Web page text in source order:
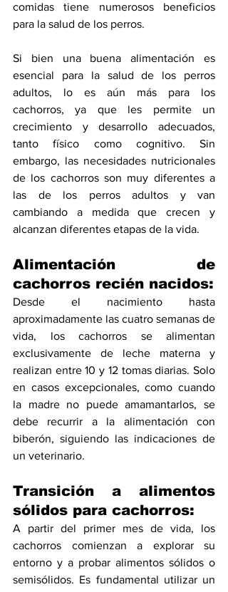
comidas tiene numerosos beneficios
para la salud de los perros.
Si bien una buena alimentación es
esencial para la salud de los perros
adultos, lo es aún más para los
cachorros, ya que les permite un
crecimiento y desarrollo adecuados,
tanto físico como cognitivo. Sin
embargo, las necesidades nutricionales
de los cachorros son muy diferentes a
las de los perros adultos y van
cambiando a medida que crecen y
alcanzan diferentes etapas de la vida.
Alimentación de
cachorros recién nacidos:
Desde el nacimiento hasta
aproximadamente las cuatro semanas de
vida, los cachorros se alimentan
exclusivamente de leche materna y
realizan entre 10 y 12 tomas diarias. Solo
en casos excepcionales, como cuando
la madre no puede amamantarlos, se
debe recurrir a la alimentación con
biberón, siguiendo las indicaciones de
un veterinario.
Transición a alimentos
sólidos para cachorros:
A partir del primer mes de vida, los
cachorros comienzan a explorar su
entorno y a probar alimentos sólidos o
semisólidos. Es fundamental utilizar un